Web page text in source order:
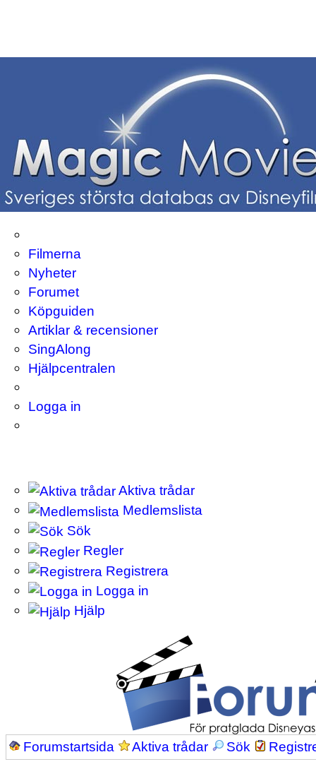
Filmerna
Nyheter
Forumet
Köpguiden
Artiklar & recensioner
SingAlong
Hjälpcentralen
Logga in
Aktiva trådar
Medlemslista
Sök
Regler
Registrera
Logga in
Hjälp
Forumstartsida Aktiva trådar Sök